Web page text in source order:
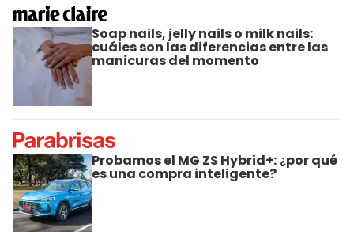
Soap nails, jelly nails o milk nails:
cuáles son las diferencias entre las
manicuras del momento
Probamos el MG ZS Hybrid+: ¿por qué
es una compra inteligente?